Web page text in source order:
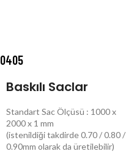
0405
Baskılı Saclar
Standart Sac Ölçüsü : 1000 x
2000 x 1 mm
(istenildiği takdirde 0.70 / 0.80 /
0.90mm olarak da üretilebilir)